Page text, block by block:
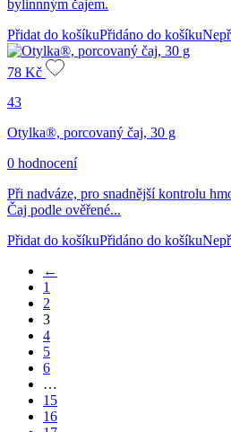
bylinnným čajem.
Přidat do košíkuPřidáno do košíku
78 Kč
43
Otylka®, porcovaný čaj, 30 g
0 hodnocení
Při nadváze, pro snadnější kontrolu
Čaj podle ověřené...
Přidat do košíkuPřidáno do košíku
←
1
2
3
4
5
6
…
15
16